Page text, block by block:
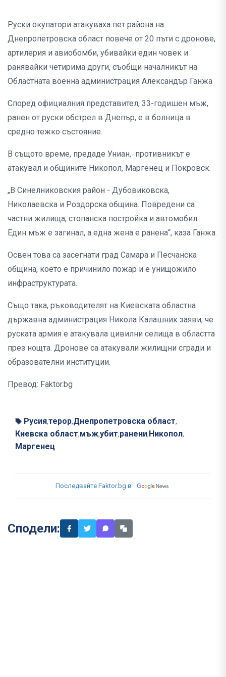
Руски окупатори атакуваха пет района на
Днепропетровска област повече от 20 пъти с дронове,
артилерия и авиобомби, убивайки един човек и
ранявайки четирима други, съобщи началникът на
Областната военна администрация Александър Ганжа
Според официалния представител, 33-годишен мъж,
ранен от руски обстрел в Днепър, е в болница в
средно тежко състояние.
В същото време, предаде Униан, противникът е
атакувал и общините Никопол, Маргенец и Покровск.
„В Синелниковския район - Дубовиковска,
Николаевска и Роздорска община. Повредени са
частни жилища, стопанска постройка и автомобил.
Един мъж е загинал, а една жена е ранена“, каза Ганжа.
Освен това са засегнати град Самара и Песчанска
община, което е причинило пожар и е унищожило
инфраструктурата.
Също така, ръководителят на Киевската областна
държавна администрация Никола Калашник заяви, че
руската армия е атакувала цивилни селища в областта
през нощта. Дронове са атакували жилищни сгради и
образователни институции.
Превод: Faktor.bg
Русия,терор,Днепропетровска област,
Киевска област,мъж,убит,ранени, Никопол,
Маргенец
Последвайте Faktor.bg в
Сподели: